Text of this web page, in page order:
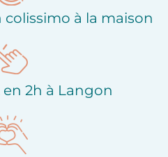
à la maison
en 2h à Langon